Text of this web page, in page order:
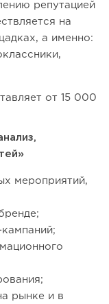
репутацией
на
а именно:
от 15 000
мероприятий,
рынке и в